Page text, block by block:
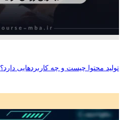
تولید محتوا چیست و چه کاربردهایی دارد؟